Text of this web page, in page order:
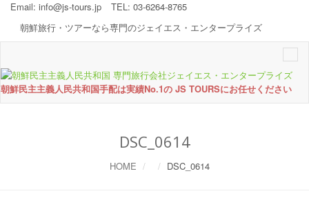
Email: info@js-tours.jp
TEL: 03-6264-8765
朝鮮旅行・ツアーなら専門のジェイエス・エンタープライズ
朝鮮民主主義人民共和国手配は実績No.1の JS TOURSにお任せください
DSC_0614
HOME DSC_0614